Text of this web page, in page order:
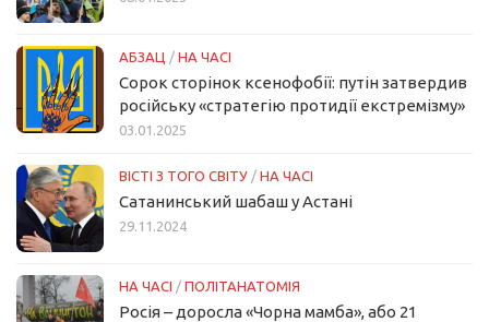
АБЗАЦ / НА ЧАСІ
Сорок сторінок ксенофобії: путін затвердив
російську «стратегію протидії екстремізму»
03.01.2025
ВІСТІ З ТОГО СВІТУ / НА ЧАСІ
Сатанинський шабаш у Астані
29.11.2024
НА ЧАСІ / ПОЛІТАНАТОМІЯ
Росія – доросла «Чорна мамба», або 21